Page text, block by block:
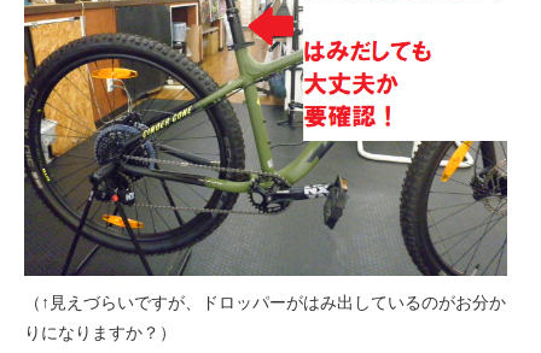
（↑見えづらいですが、ドロッパーがはみ出しているのがお分か
りになりますか？）